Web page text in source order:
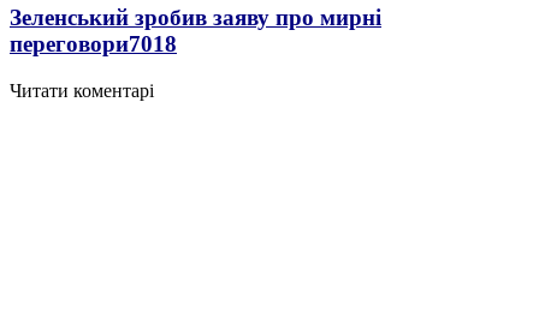
Зеленський зробив заяву про мирні
переговори7018
Читати коментарі